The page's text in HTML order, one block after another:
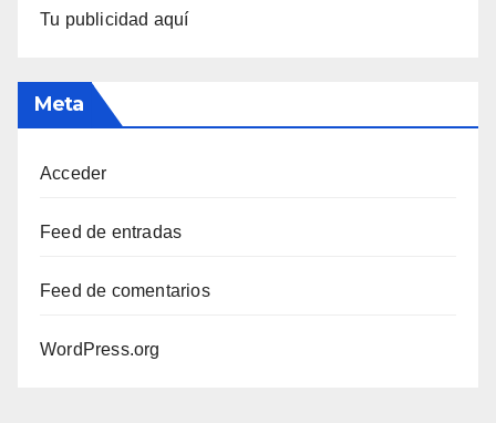
Tu publicidad aquí
Meta
Acceder
Feed de entradas
Feed de comentarios
WordPress.org